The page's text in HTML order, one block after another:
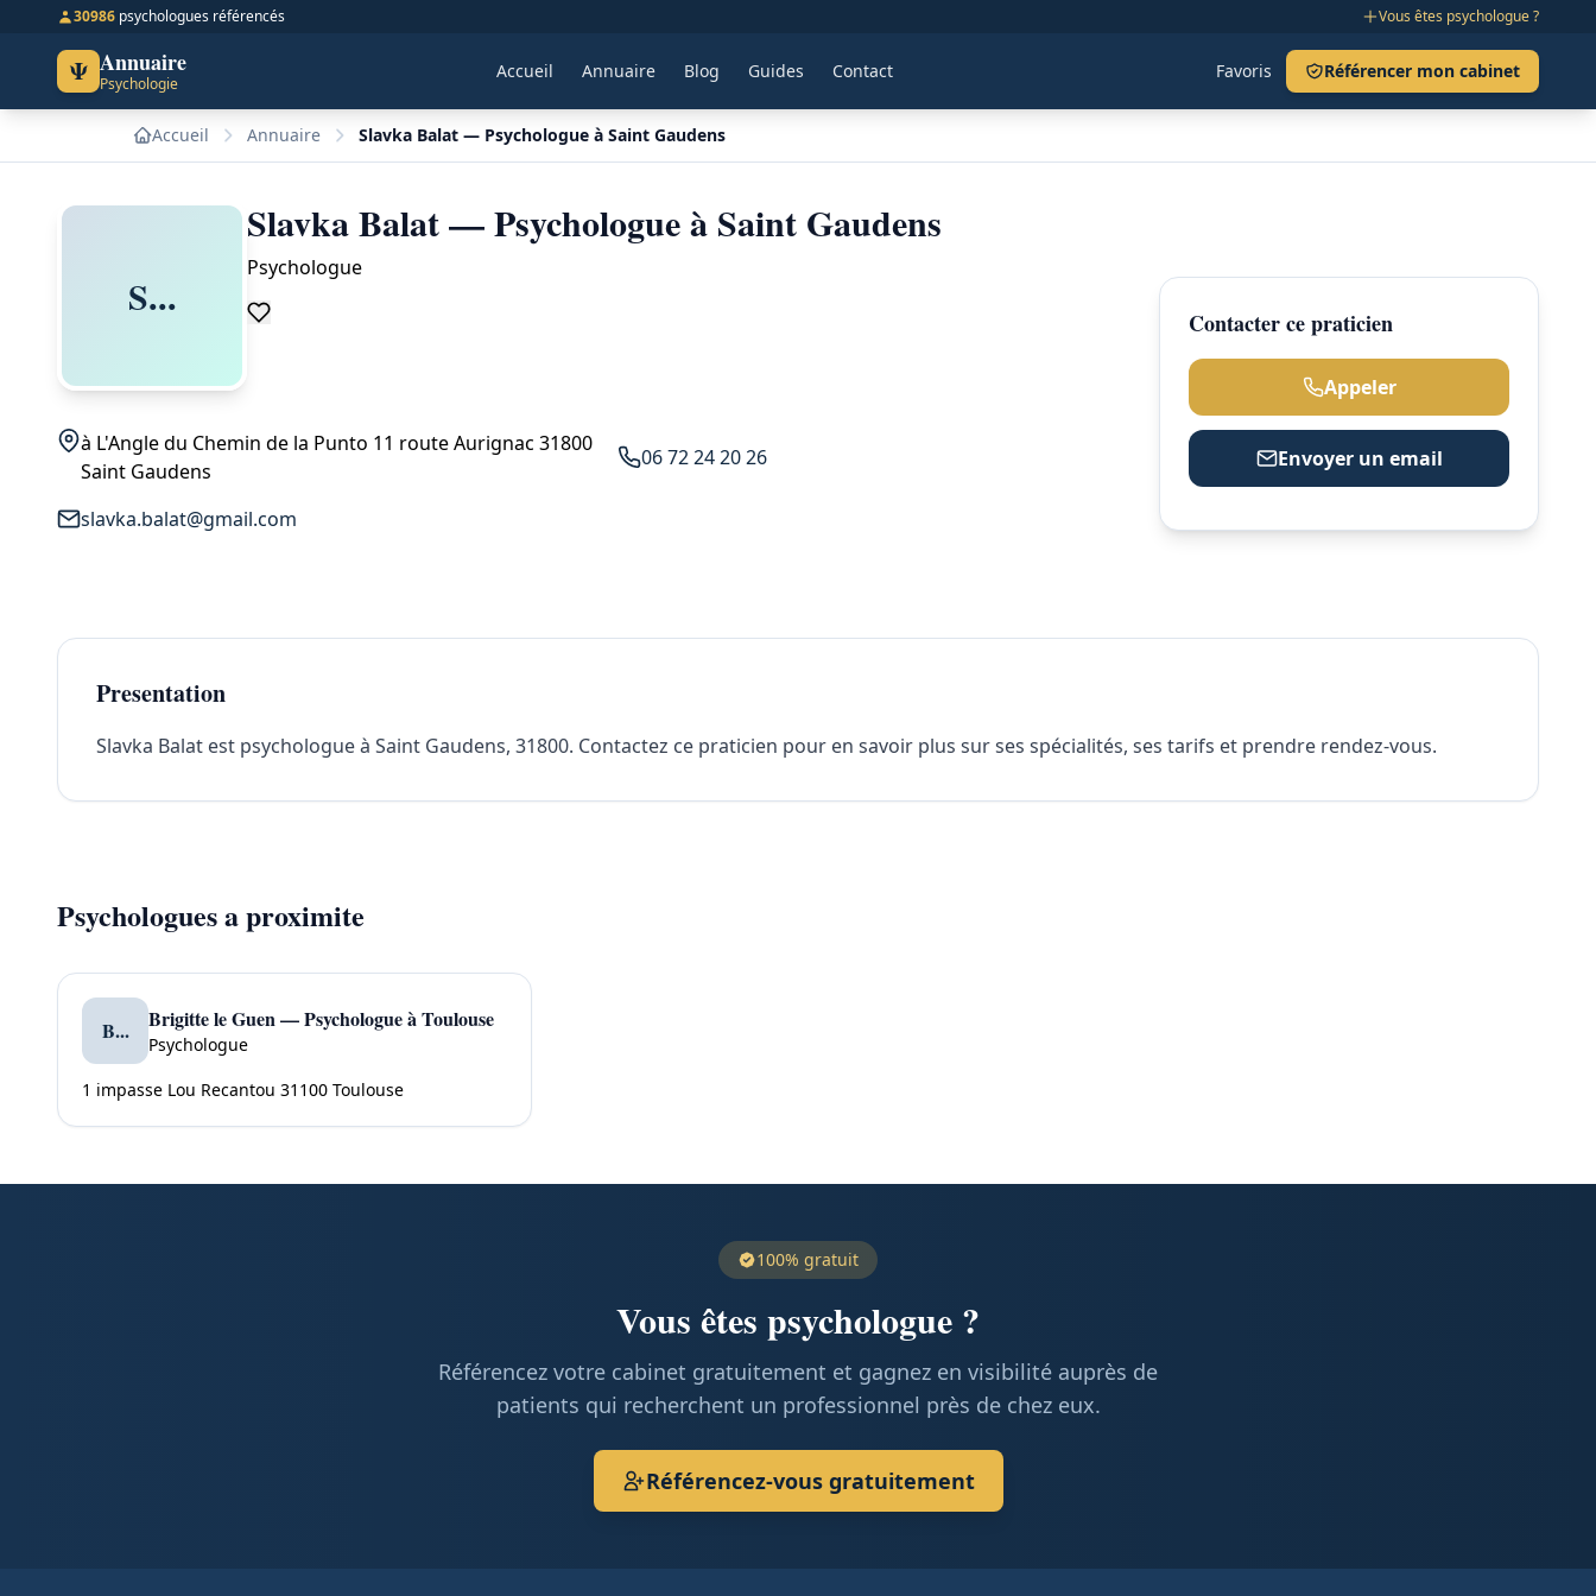
30986 psychologues référencés Vous êtes psychologue ?
Ψ Annuaire
Psychologie
Accueil Annuaire Blog Guides Contact Favoris Référencer mon cabinet
Accueil Annuaire Slavka Balat — Psychologue à Saint Gaudens
S...
Slavka Balat — Psychologue à Saint Gaudens
Psychologue
à L'Angle du Chemin de la Punto 11 route Aurignac 31800
Saint Gaudens
06 72 24 20 26
slavka.balat@gmail.com
Contacter ce praticien
Appeler
Envoyer un email
Presentation
Slavka Balat est psychologue à Saint Gaudens, 31800. Contactez ce praticien pour en savoir plus sur ses spécialités, ses tarifs et prendre rendez-vous.
Psychologues a proximite
B... Brigitte le Guen — Psychologue à Toulouse
Psychologue
1 impasse Lou Recantou 31100 Toulouse
100% gratuit
Vous êtes psychologue ?
Référencez votre cabinet gratuitement et gagnez en visibilité auprès de
patients qui recherchent un professionnel près de chez eux.
Référencez-vous gratuitement